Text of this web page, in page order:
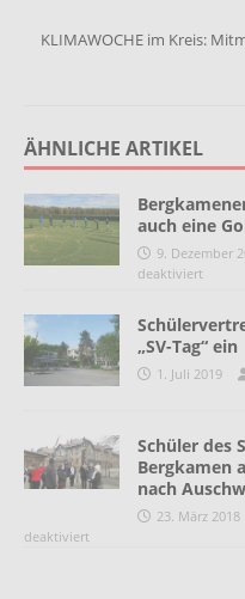
KLIMAWOCHE im Kreis:
ÄHNLICHE ARTIKEL
auch eine
9. Dezember
deaktiviert
„SV-Tag“ ein
1. Juli 2019
Schüler des
Bergkamen
nach
23. März 2018
deaktiviert